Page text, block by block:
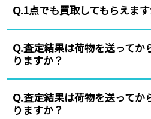
Q.1点でも買取してもらえま
Q.査定結果は荷物を送ってか
りますか？
Q.査定結果は荷物を送ってか
りますか？